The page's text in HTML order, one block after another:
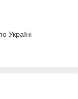
Україні